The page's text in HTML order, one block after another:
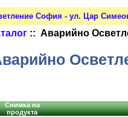
София - ул. Цар
:: Аварийно
Снимка на
продукта